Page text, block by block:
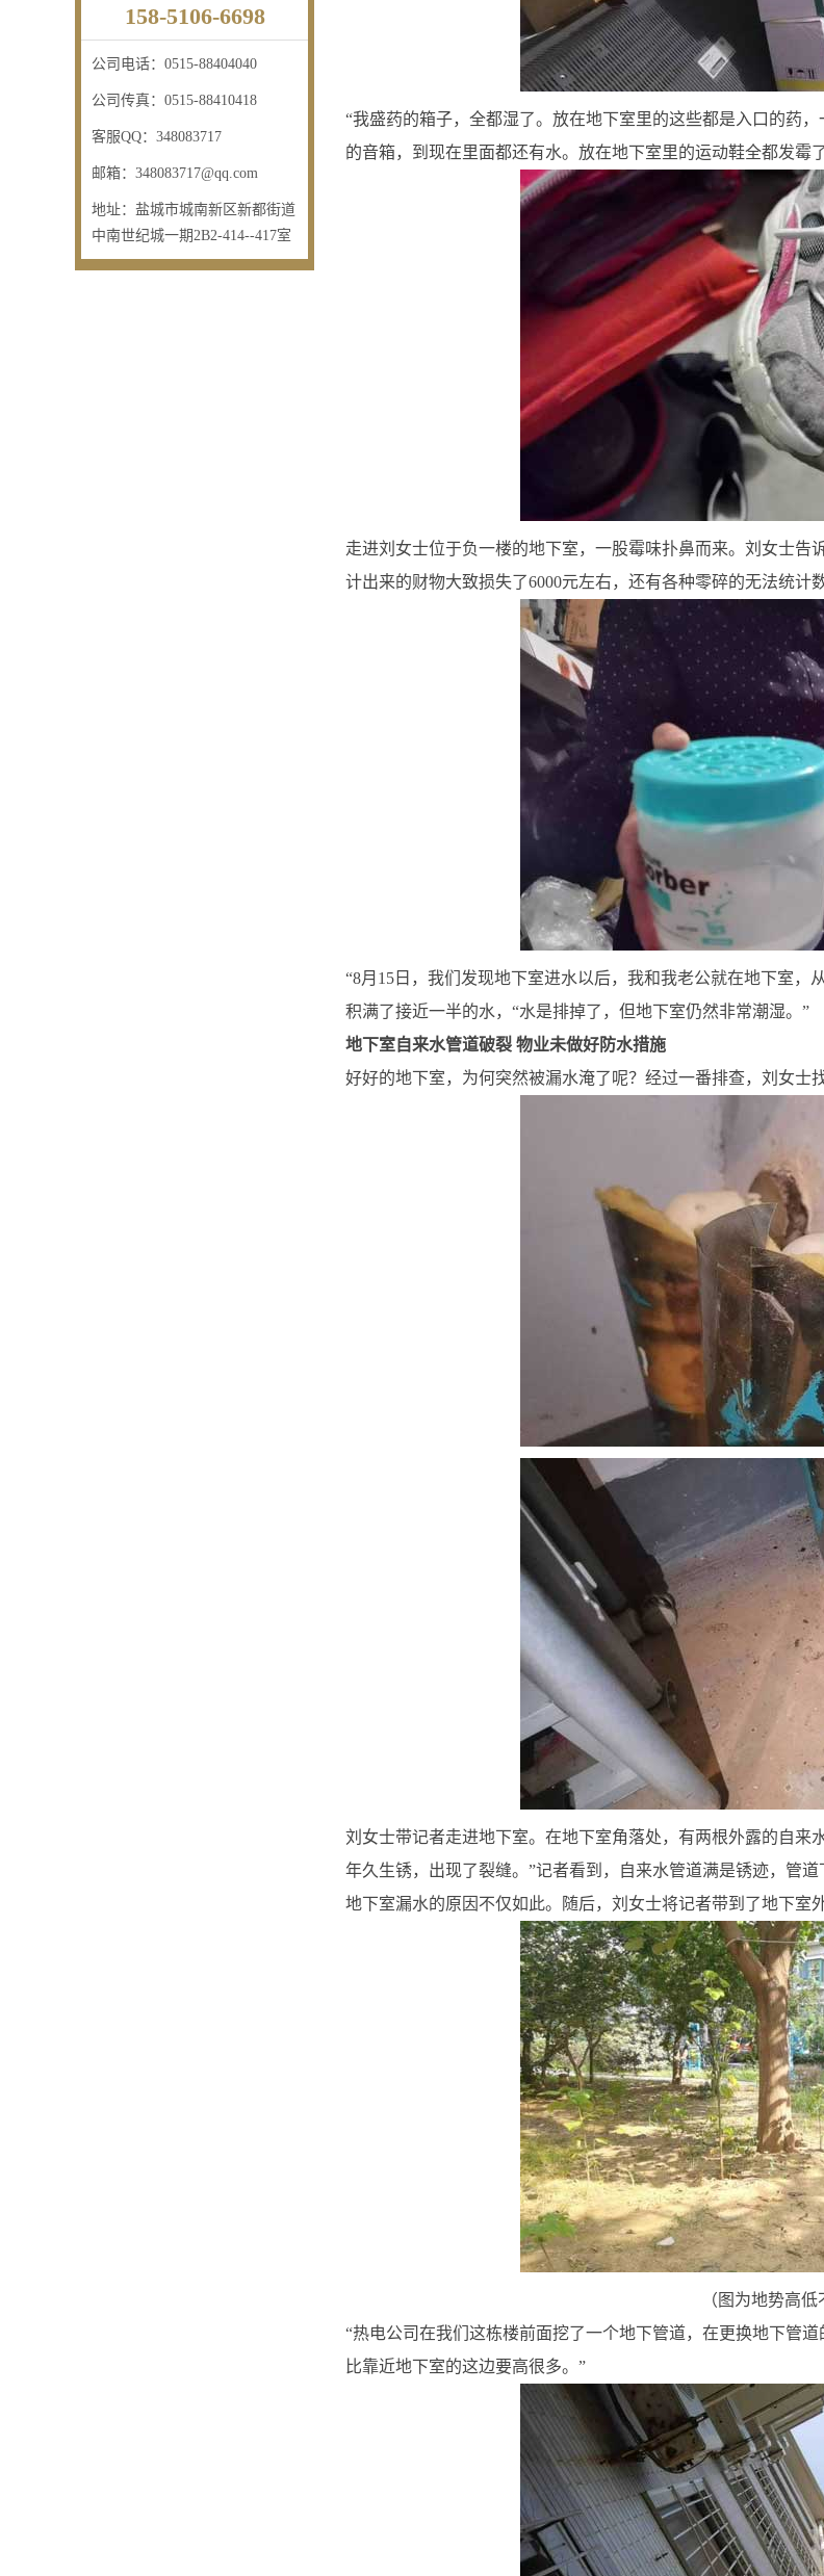
158-5106-6698
公司电话： 0515-88404040
公司传真： 0515-88410418
客服QQ： 348083717
邮箱： 348083717@qq.com
地址： 盐城市城南新区新都街道
中南世纪城一期2B2-414--417室
“我盛药的箱子，全都湿了。放在地下室里的这些都是入口的药
的音箱，到现在里面都还有水。放在地下室里的运动鞋全都发霉
走进刘女士位于负一楼的地下室，一股霉味扑鼻而来。刘女士
计出来的财物大致损失了6000元左右，还有各种零碎的无法统计
“8月15日，我们发现地下室进水以后，我和我老公就在地下室
积满了接近一半的水，“水是排掉了，但地下室仍然非常潮湿。”
地下室自来水管道破裂 物业未做好防水措施
好好的地下室，为何突然被漏水淹了呢？经过一番排查，刘女士
刘女士带记者走进地下室。在地下室角落处，有两根外露的自
年久生锈，出现了裂缝。”记者看到，自来水管道满是锈迹，管
地下室漏水的原因不仅如此。随后，刘女士将记者带到了地下室外
（图为地势高
“热电公司在我们这栋楼前面挖了一个地下管道，在更换地下管
比靠近地下室的这边要高很多。”